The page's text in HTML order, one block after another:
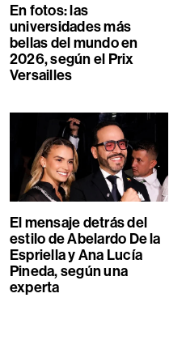
En fotos: las
universidades más
bellas del mundo en
2026, según el Prix
Versailles
El mensaje detrás del
estilo de Abelardo De la
Espriella y Ana Lucía
Pineda, según una
experta